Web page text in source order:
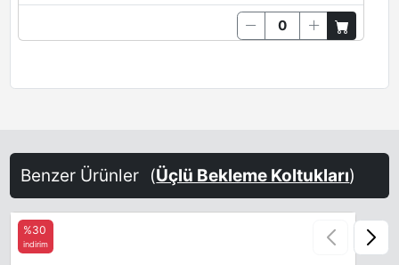
Benzer Ürünler (Üçlü Bekleme Koltukları)
%30
indirim